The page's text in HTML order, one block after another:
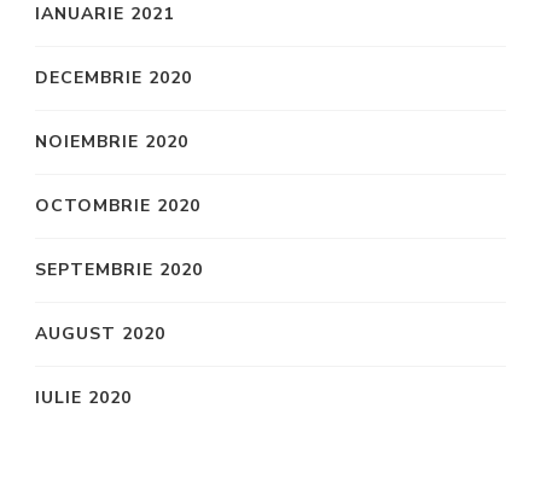
IANUARIE 2021
DECEMBRIE 2020
NOIEMBRIE 2020
OCTOMBRIE 2020
SEPTEMBRIE 2020
AUGUST 2020
IULIE 2020